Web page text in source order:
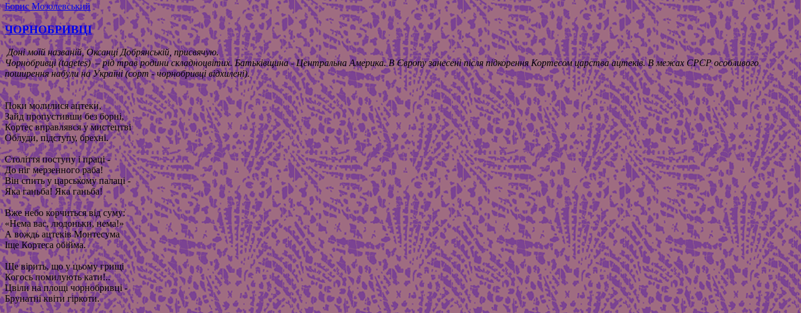
Борис Мозолевський
ЧОРНОБРИВЦІ
Доні моїй названій, Оксанці Добрянській, присвячую.
Чорнобривці (tagetes) – рід трав родини складноцвітих.Батьківщина - Центральна Америка. В Європу занесені після підкорення Кортесом царства ацтеків. В межах СРСР особливого
поширення набули на Україні (сорт - чорнобривці відхилені).
Поки молилися ацтеки,
Зайд пропустивши без борні,
Кортес вправлявся у мистецтві
Облуди, підступу, брехні.
Століття поступу і праці -
До ніг мерзенного раба!
Він спить у царському палаці -
Яка ганьба! Яка ганьба!
Вже небо корчиться від суму:
«Нема вас, людоньки, нема!»
А вождь ацтеків Монтесума
Іще Кортеса обійма.
Ще вірить, що у цьому грищі
Когось помилують кати!..
Цвіли на площі чорнобривці -
Брунатні квіти гіркоти.